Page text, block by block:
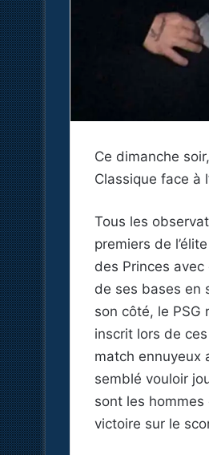
Ce dimanche
Classique face à
Tous les
premiers de
des Princes
de ses bases en
son côté, le PSG
inscrit lors de
match ennuyeux
semblé vouloir
sont les
victoire sur le